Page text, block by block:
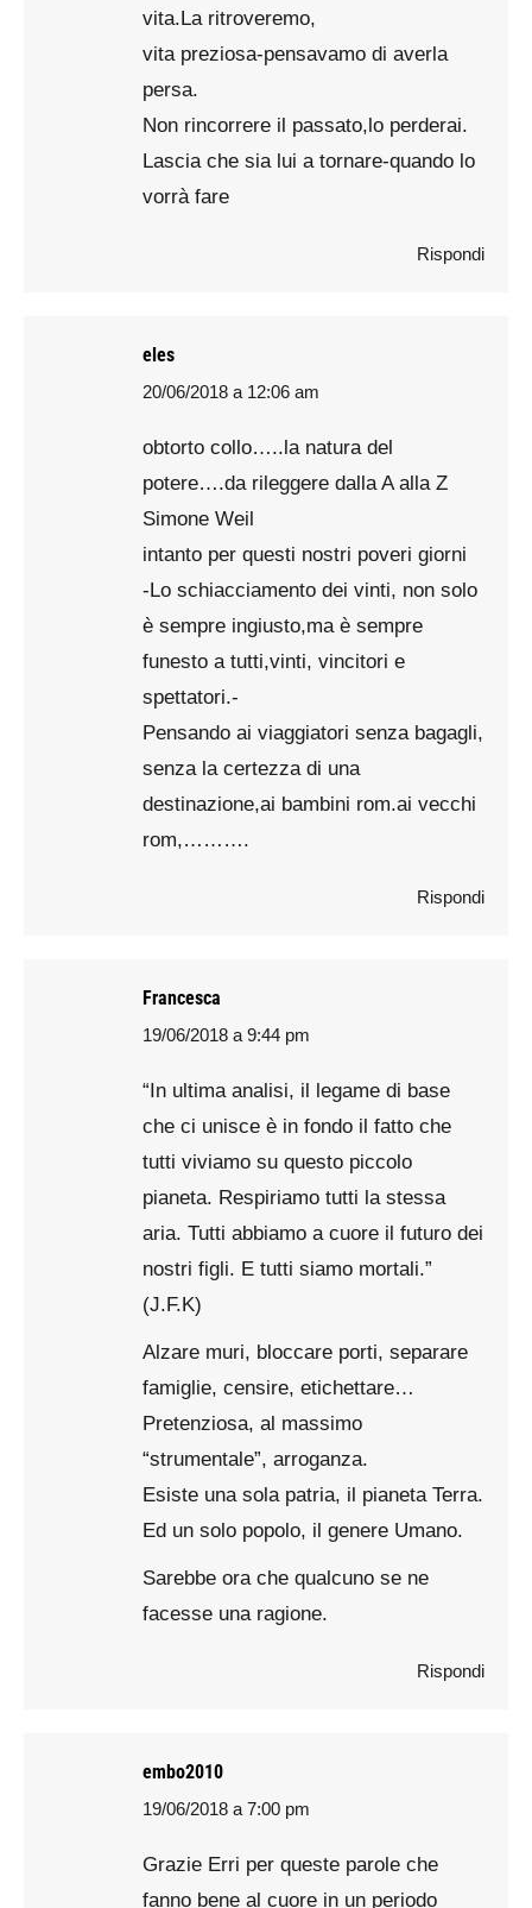
vita.La ritroveremo,
vita preziosa-pensavamo di averla
persa.
Non rincorrere il passato,lo perderai.
Lascia che sia lui a tornare-quando lo
vorrà fare
Rispondi
eles
says:
20/06/2018 a 12:06 am
obtorto collo…..la natura del
potere….da rileggere dalla A alla Z
Simone Weil
intanto per questi nostri poveri giorni
-Lo schiacciamento dei vinti, non solo
è sempre ingiusto,ma è sempre
funesto a tutti,vinti, vincitori e
spettatori.-
Pensando ai viaggiatori senza bagagli,
senza la certezza di una
destinazione,ai bambini rom.ai vecchi
rom,……….
Rispondi
Francesca
says:
19/06/2018 a 9:44 pm
“In ultima analisi, il legame di base
che ci unisce è in fondo il fatto che
tutti viviamo su questo piccolo
pianeta. Respiriamo tutti la stessa
aria. Tutti abbiamo a cuore il futuro dei
nostri figli. E tutti siamo mortali.”
(J.F.K)
Alzare muri, bloccare porti, separare
famiglie, censire, etichettare…
Pretenziosa, al massimo
“strumentale”, arroganza.
Esiste una sola patria, il pianeta Terra.
Ed un solo popolo, il genere Umano.
Sarebbe ora che qualcuno se ne
facesse una ragione.
Rispondi
embo2010
says:
19/06/2018 a 7:00 pm
Grazie Erri per queste parole che
fanno bene al cuore in un periodo